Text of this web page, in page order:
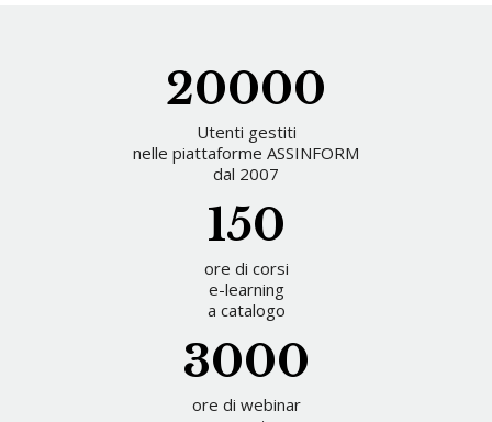
20000
Utenti gestiti
nelle piattaforme ASSINFORM
dal 2007
150
ore di corsi
e-learning
a catalogo
3000
ore di webinar